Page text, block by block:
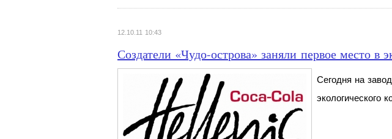
12.10.11 10:43
Создатели «Чудо-острова» заняли первое место в
Сегодня на
экологического